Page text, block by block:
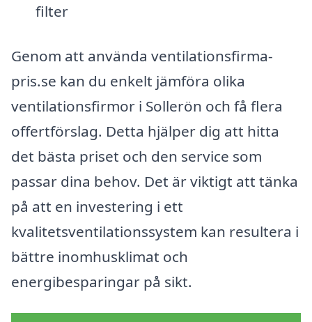
filter
Genom att använda ventilationsfirma-
pris.se kan du enkelt jämföra olika
ventilationsfirmor i Sollerön och få flera
offertförslag. Detta hjälper dig att hitta
det bästa priset och den service som
passar dina behov. Det är viktigt att tänka
på att en investering i ett
kvalitetsventilationssystem kan resultera i
bättre inomhusklimat och
energibesparingar på sikt.